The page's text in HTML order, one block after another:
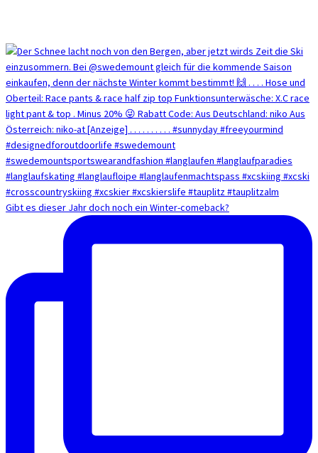
Gibt es dieser Jahr doch noch ein Winter-comeback?